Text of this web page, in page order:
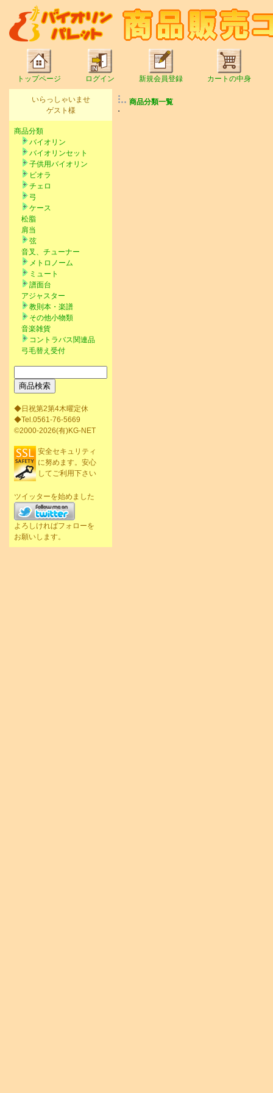
トップページ ログイン 新規会員登録 カートの中身
いらっしゃいませ
ゲスト様
商品分類
バイオリン
バイオリンセット
子供用バイオリン
ビオラ
チェロ
弓
ケース
松脂
肩当
弦
音叉、チューナー
メトロノーム
ミュート
譜面台
アジャスター
教則本・楽譜
その他小物類
音楽雑貨
コントラバス関連品
弓毛替え受付
◆日祝第2第4木曜定休
◆Tel.0561-76-5669
©2000-2026(有)KG-NET
安全セキュリティ
に努めます。安心
してご利用下さい
ツイッターを始めました
よろしければフォローを
お願いします。
商品分類一覧